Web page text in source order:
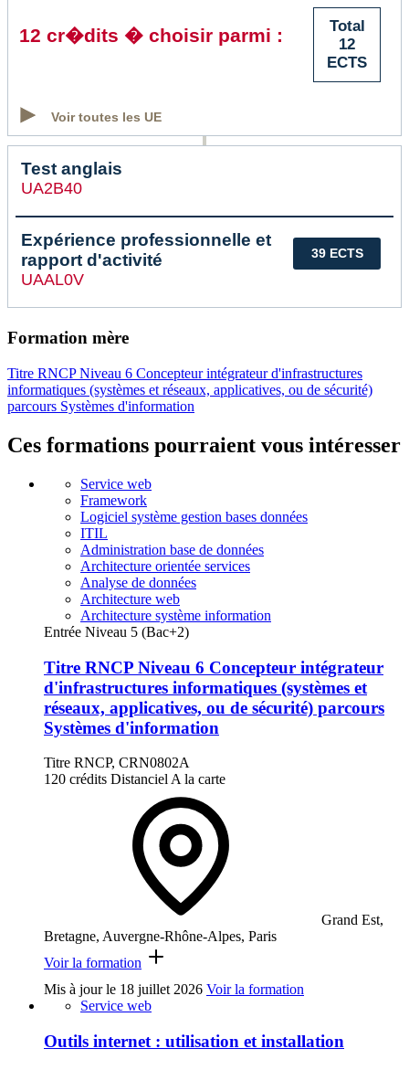
Total
12
ECTS
12 cr�dits � choisir parmi :
Voir toutes les UE
Test anglais
UA2B40
39 ECTS
Expérience professionnelle et
rapport d'activité
UAAL0V
Formation mère
Titre RNCP Niveau 6 Concepteur intégrateur d'infrastructures
informatiques (systèmes et réseaux, applicatives, ou de sécurité)
parcours Systèmes d'information
Ces formations pourraient vous intéresser
Service web
Framework
Logiciel système gestion bases données
ITIL
Administration base de données
Architecture orientée services
Analyse de données
Architecture web
Architecture système information
Entrée Niveau 5 (Bac+2)
Titre RNCP Niveau 6 Concepteur intégrateur
d'infrastructures informatiques (systèmes et
réseaux, applicatives, ou de sécurité) parcours
Systèmes d'information
Titre RNCP, CRN0802A
120 crédits DistancielA la carte
Grand Est,
Bretagne, Auvergne-Rhône-Alpes, Paris
Voir la formation
Mis à jour le 18 juillet 2026 Voir la formation
Service web
Outils internet : utilisation et installation